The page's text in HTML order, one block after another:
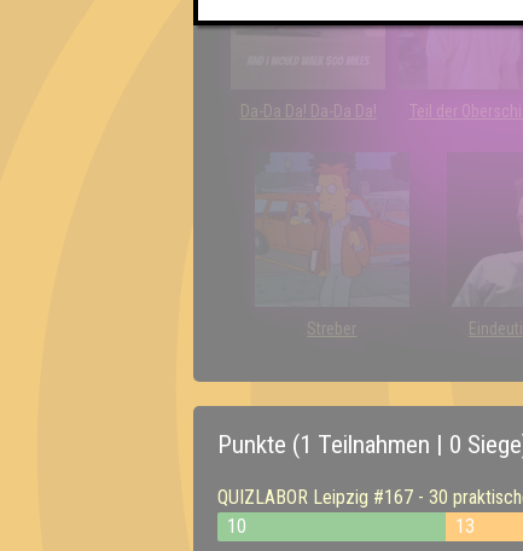
Da-Da Da! Da-Da Da! Teil der
Streber
Punkte (1 Teilnahmen | 0
QUIZLABOR Leipzig #167 - 30
10
13